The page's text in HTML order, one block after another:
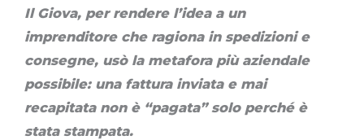
Il Giova, per rendere l’idea a un
imprenditore che ragiona in spedizioni e
consegne, usò la metafora più aziendale
possibile: una fattura inviata e mai
recapitata non è “pagata” solo perché è
stata stampata.